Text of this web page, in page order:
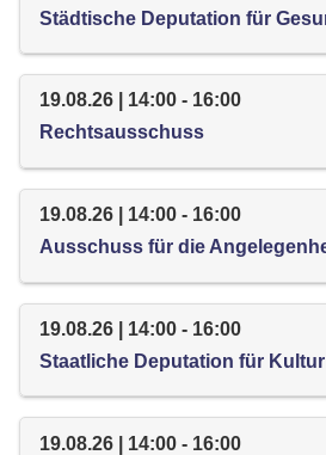
19.08.26 | 14:00 - 16:00
Rechtsausschuss
19.08.26 | 14:00 - 16:00
19.08.26 | 14:00 - 16:00
Staatliche Deputation für Kultur
19.08.26 | 14:00 - 16:00